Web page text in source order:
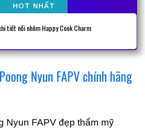
HOT NHẤT
tiết nồi nhôm Happy Cook Charm
Nyun FAPV chính hãng
Nyun FAPV đẹp thẩm mỹ